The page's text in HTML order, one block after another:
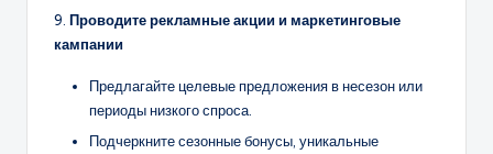
9. Проводите рекламные акции и маркетинговые
кампании
Предлагайте целевые предложения в несезон или
периоды низкого спроса.
Подчеркните сезонные бонусы, уникальные